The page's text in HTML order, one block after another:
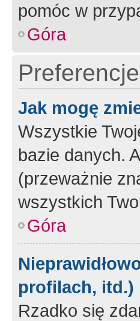
pomóc w
Góra
Jak mogę
Wszystkie
bazie danych.
(przeważnie
wszystkich
Góra
profilach, itd.)
Rzadko się